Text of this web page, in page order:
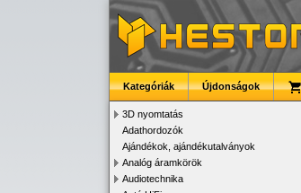
Kategóriák Újdonságok
3D nyomtatás
Adathordozók
Ajándékok, ajándékutalványok
Analóg áramkörök
Audiotechnika